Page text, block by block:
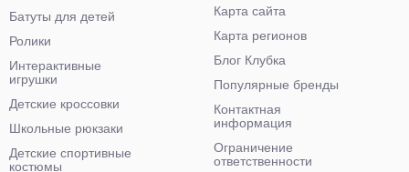
Батуты для детей
Ролики
Интерактивные
игрушки
Детские кроссовки
Школьные рюкзаки
Детские спортивные
костюмы
Карта сайта
Карта регионов
Блог Клубка
Популярные бренды
Контактная
информация
Ограничение
ответственности